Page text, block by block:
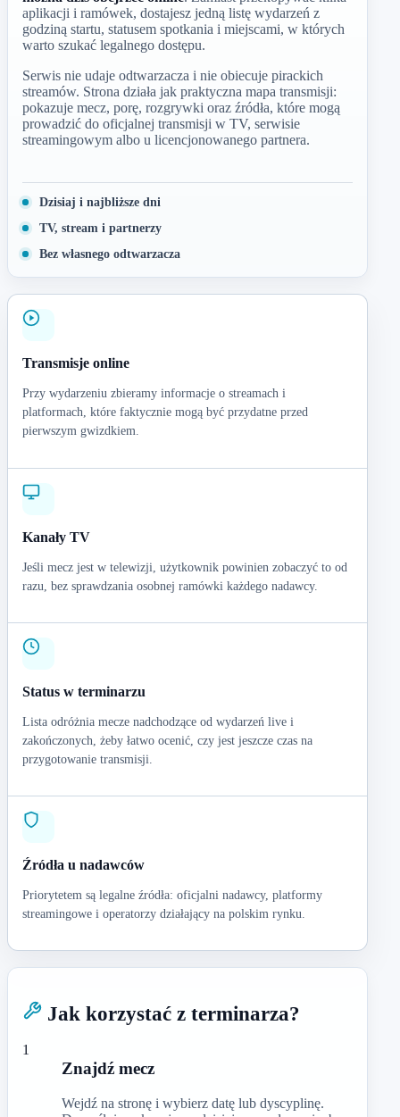
aplikacji i ramówek, dostajesz jedną listę wydarzeń z
godziną startu, statusem spotkania i miejscami, w których
warto szukać legalnego dostępu.
Serwis nie udaje odtwarzacza i nie obiecuje pirackich
streamów. Strona działa jak praktyczna mapa transmisji:
pokazuje mecz, porę, rozgrywki oraz źródła, które mogą
prowadzić do oficjalnej transmisji w TV, serwisie
streamingowym albo u licencjonowanego partnera.
Dzisiaj i najbliższe dni
TV, stream i partnerzy
Bez własnego odtwarzacza
Transmisje online
Przy wydarzeniu zbieramy informacje o streamach i
platformach, które faktycznie mogą być przydatne przed
pierwszym gwizdkiem.
Kanały TV
Jeśli mecz jest w telewizji, użytkownik powinien zobaczyć to od
razu, bez sprawdzania osobnej ramówki każdego nadawcy.
Status w terminarzu
Lista odróżnia mecze nadchodzące od wydarzeń live i
zakończonych, żeby łatwo ocenić, czy jest jeszcze czas na
przygotowanie transmisji.
Źródła u nadawców
Priorytetem są legalne źródła: oficjalni nadawcy, platformy
streamingowe i operatorzy działający na polskim rynku.
Jak korzystać z terminarza?
1
Znajdź mecz
Wejdź na stronę i wybierz datę lub dyscyplinę.